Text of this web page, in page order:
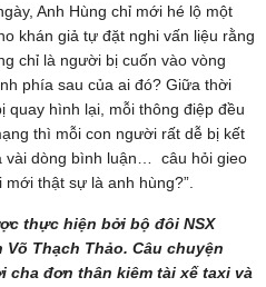
Anh Hùng chỉ mới hé lộ một
khán giả tự đặt nghi vấn liệu rằng
chỉ là người bị cuốn vào vòng
phía sau của ai đó? Giữa thời
quay hình lại, mỗi thông điệp đều
thì mỗi con người rất dễ bị kết
vài dòng bình luận… câu hỏi gieo
thật sự là anh hùng?”.
thực hiện bởi bộ đôi NSX
Thạch Thảo. Câu chuyện
cha đơn thân kiêm tài xế taxi và